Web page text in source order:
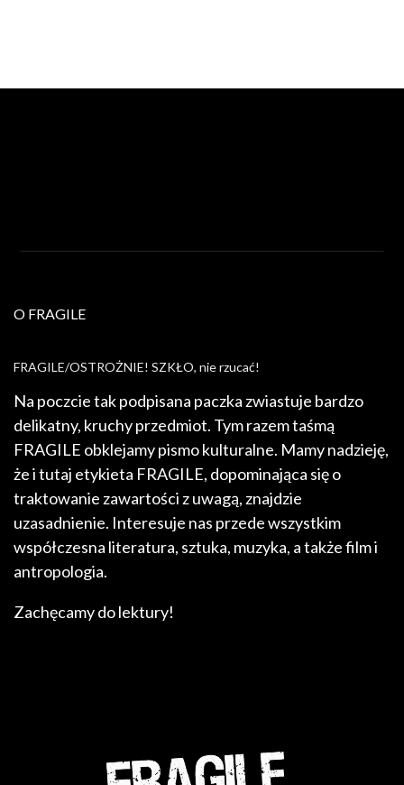
O FRAGILE
FRAGILE/OSTROŻNIE! SZKŁO, nie rzucać!
Na poczcie tak podpisana paczka zwiastuje bardzo
delikatny, kruchy przedmiot. Tym razem taśmą
FRAGILE obklejamy pismo kulturalne. Mamy nadzieję,
że i tutaj etykieta FRAGILE, dopominająca się o
traktowanie zawartości z uwagą, znajdzie
uzasadnienie. Interesuje nas przede wszystkim
współczesna literatura, sztuka, muzyka, a także film i
antropologia.
Zachęcamy do lektury!